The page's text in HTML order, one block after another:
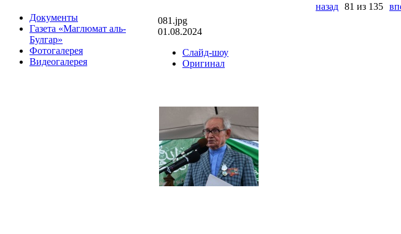
Документы
Газета «Маглюмат аль-
Булгар»
Фотогалерея
Видеогалерея
назад 81 из 135
081.jpg
01.08.2024
Слайд-шоу
Оригинал